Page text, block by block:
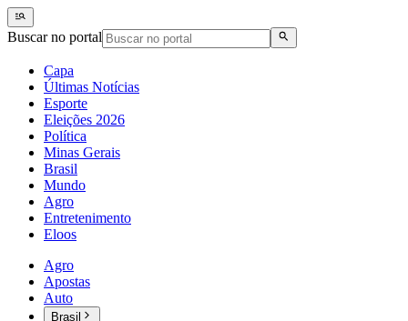
Buscar no portal
Capa
Últimas Notícias
Esporte
Eleições 2026
Política
Minas Gerais
Brasil
Mundo
Agro
Entretenimento
Eloos
Agro
Apostas
Auto
Brasil